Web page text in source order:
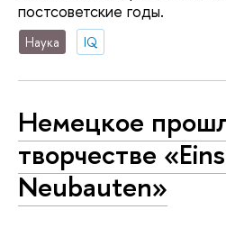
постсоветские годы.
Наука IQ
Немецкое
творчестве
Neubauten»